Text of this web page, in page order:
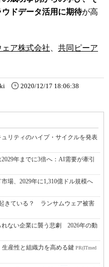
ドデータ活用に期待が高
ア株式会社
共同ピーア
2020/12/17 18:06:38
ュリティのハイプ・サイクルを発表
年までに3倍へ：AI需要が牽引
場、2029年に1,310億ドル規模へ
きている？ ランサムウェア被害
れない企業に襲う悲劇 2026年の動
産性と組織力を高める鍵 PR(ITmed